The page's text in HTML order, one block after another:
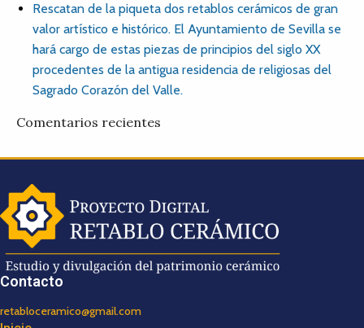
Rescatan de la piqueta dos retablos cerámicos de gran
valor artístico e histórico. El Ayuntamiento de Sevilla se
hará cargo de estas piezas de principios del siglo XX
procedentes de la antigua residencia de religiosas del
Sagrado Corazón del Valle.
Comentarios recientes
Contacto
retabloceramico@gmail.com